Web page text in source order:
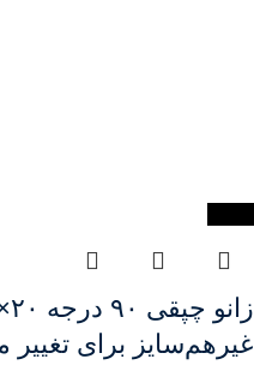
غیرهم‌سایز برای